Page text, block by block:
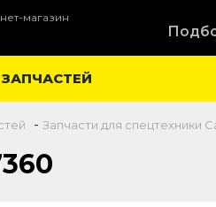
магазин
- Запчасти для спецтехники